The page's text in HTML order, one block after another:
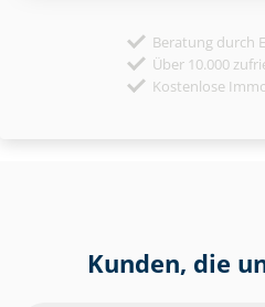
Beratung durch
Über 10.000
Kostenlose
Kunden, die